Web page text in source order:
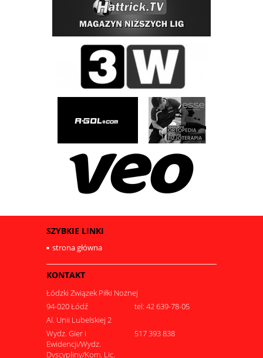
SZYBKIE LINKI
strona główna
KONTAKT
Łódzki Związek Piłki Nożnej
94-020 Łódź
tel: 42 639-78-05
Al. Unii Lubelskiej 2
Wydz. Gier i
Ewidencji/Wydz.
Dyscypliny/Kom. Lic.
517 393 838